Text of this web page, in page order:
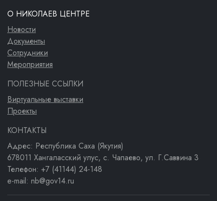
О НИКОЛАЕВ ЦЕНТРЕ
Новости
Документы
Сотрудники
Мероприятия
ПОЛЕЗНЫЕ ССЫЛКИ
Виртуальные выставки
Проекты
КОНТАКТЫ
Адрес: Республика Саха (Якутия)
678011 Хангаласский улус, с. Чапаево, ул. Г.Саввина 3
Телефон: +7 (41144) 24-148
e-mail: nb@gov14.ru